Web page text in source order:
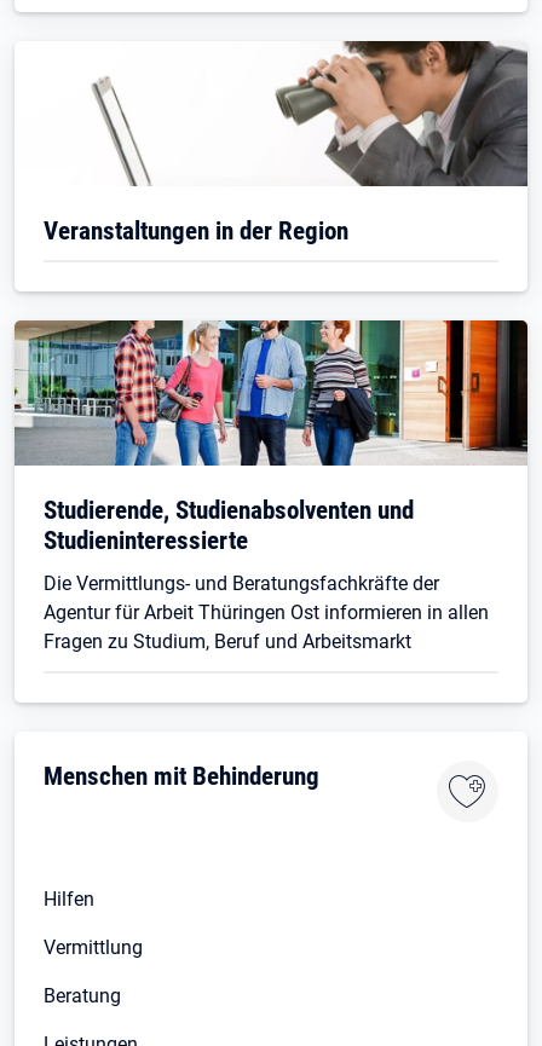
Veranstaltungen in der Region
Öffnet in neuem Tab
Studierende, Studienabsolventen und
Studieninteressierte
Die Vermittlungs- und Beratungsfachkräfte der
Agentur für Arbeit Thüringen Ost informieren in allen
Fragen zu Studium, Beruf und Arbeitsmarkt
Öffnet in neuem Tab
Menschen mit Behinderung
Hilfen
Vermittlung
Beratung